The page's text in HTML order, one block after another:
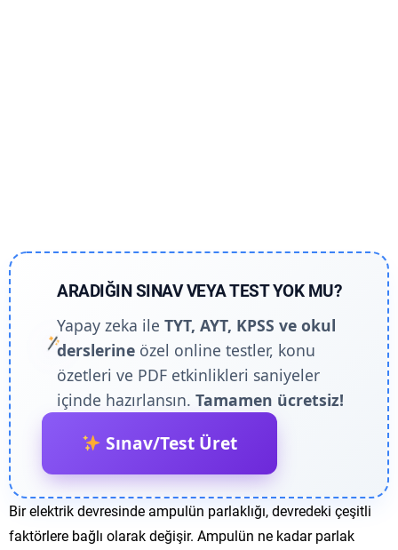
ARADIĞIN SINAV VEYA TEST YOK MU?
Yapay zeka ileTYT, AYT, KPSS ve okul
derslerine özel online testler, konu
özetleri ve PDF etkinlikleri saniyeler
içinde hazırlansın.Tamamen ücretsiz!
Sınav/Test Üret
Bir elektrik devresinde ampulün parlaklığı, devredeki çeşitli
faktörlere bağlı olarak değişir. Ampulün ne kadar parlak